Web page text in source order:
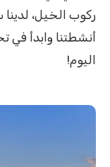
ركوب الخيل،
أنشطتنا وابدأ في
اليوم!